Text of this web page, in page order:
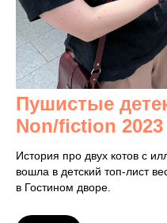
Пушистые
Non/fiction 2023
История про двух котов с
вошла в детский топ-лист
в Гостином дворе.